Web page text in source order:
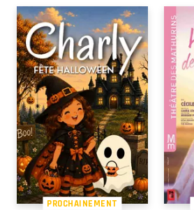
PROCHAINEMENT